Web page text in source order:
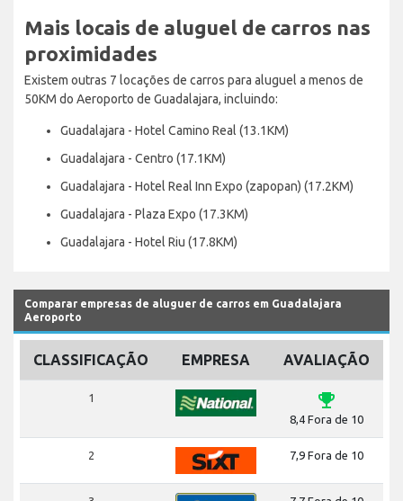
Mais locais de aluguel de carros nas
proximidades
Existem outras 7 locações de carros para aluguel a menos de
50KM do Aeroporto de Guadalajara, incluindo:
Guadalajara - Hotel Camino Real (13.1KM)
Guadalajara - Centro (17.1KM)
Guadalajara - Hotel Real Inn Expo (zapopan) (17.2KM)
Guadalajara - Plaza Expo (17.3KM)
Guadalajara - Hotel Riu (17.8KM)
Comparar empresas de aluguer de carros em Guadalajara
Aeroporto
CLASSIFICAÇÃO EMPRESA AVALIAÇÃO
1 emoji_events
8,4 Fora de 10
2 7,9 Fora de 10